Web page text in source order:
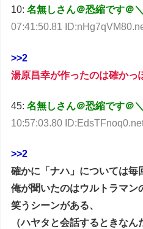
10:名無しさん＠恐縮です＠
07:41:50.81
>>2
湯原昌幸が作ったのは確かっ
45:名無しさん＠恐縮です＠
10:57:03.80
>>2
確かに「ナハ」については毎
俺が聞いたのはウルトラマン
笑うシーンがある、
（ハヤタと会話するときな